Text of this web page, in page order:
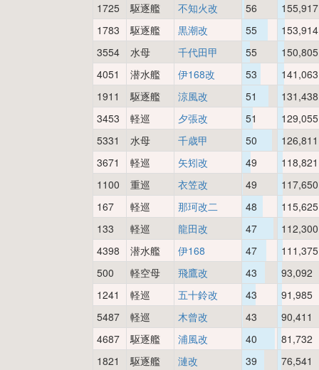
1725
駆逐艦 不知火改 56
155,917
1783
駆逐艦 黒潮改 55
153,914
3554
水母 千代田甲 55
150,805
4051
潜水艦 伊168改 53
141,063
1911
駆逐艦 涼風改 51
131,438
3453
軽巡 夕張改 51
129,055
5331
水母 千歳甲 50
126,811
3671
軽巡 矢矧改 49
118,821
1100
重巡 衣笠改 49
117,650
167
軽巡 那珂改二 48
115,625
133
軽巡 龍田改 47
112,300
4398
潜水艦 伊168 47
111,375
500
軽空母 飛鷹改 43
93,092
1241
軽巡 五十鈴改 43
91,985
5487
軽巡 木曾改 43
90,411
4687
駆逐艦 浦風改 40
81,732
1821
駆逐艦 漣改 39
76,541